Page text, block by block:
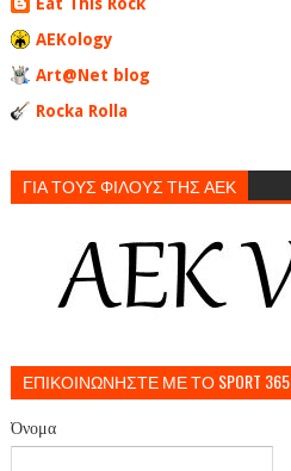
AEKology
Art@Net blog
Rocka Rolla
ΓΙΑ ΤΟΥΣ ΦΙΛΟΥΣ ΤΗΣ ΑΕΚ
ΕΠΙΚΟΙΝΩΝΗΣΤΕ ΜΕ ΤΟ SPORT 365
Όνομα